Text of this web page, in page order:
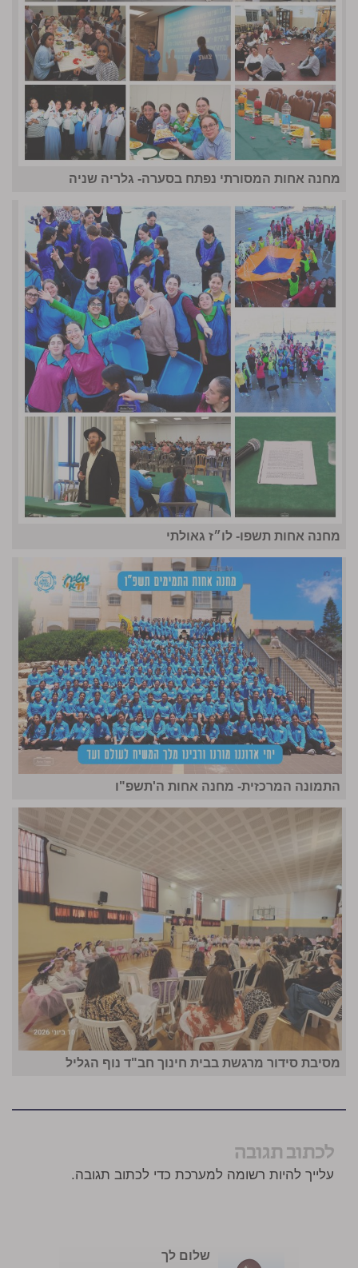
מחנה אחות המסורתי נפתח בסערה- גלריה שניה
מחנה אחות תשפו- לו״ז גאולתי
התמונה המרכזית- מחנה אחות ה'תשפ"ו
מסיבת סידור מרגשת בבית חינוך חב"ד נוף הגליל
לכתוב תגובה
עלייך להיות רשומה למערכת כדי לכתוב תגובה.
שלום לך